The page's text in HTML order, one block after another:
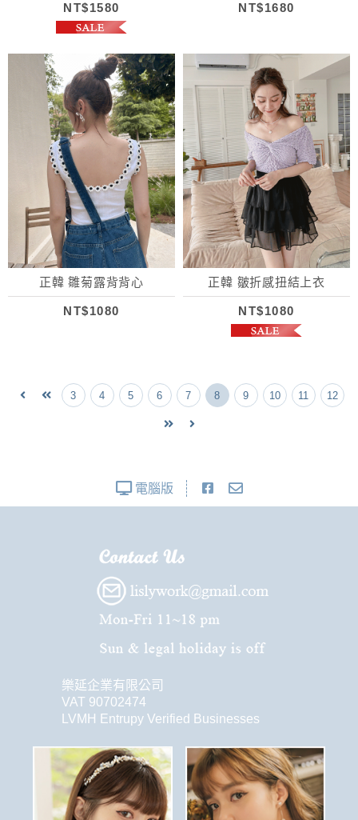
NT$1580 NT$1680
正韓 雛菊露背背心
NT$1080
正韓 皺折感扭結上衣
NT$1080
3 4 5 6 7 8 9 10 11 12
電腦版
樂延企業有限公司
VAT 90702474
LVMH Entrupy Verified Businesses